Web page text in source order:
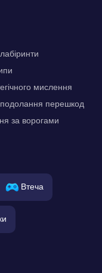
мислення
подолання перешкод
за ворогами
Втеча